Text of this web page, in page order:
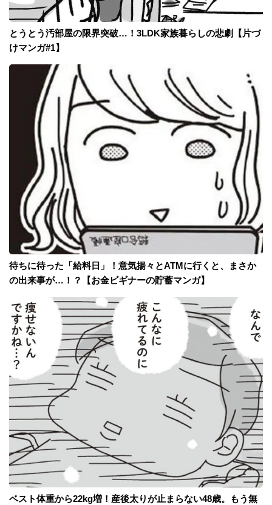
とうとう汚部屋の限界突破…！3LDK家族暮らしの悲劇【片づ
けマンガ#1】
待ちに待った「給料日」！意気揚々とATMに行くと、まさか
の出来事が…！？【お金ビギナーの貯蓄マンガ】
ベスト体重から22kg増！産後太りが止まらない48歳。もう無